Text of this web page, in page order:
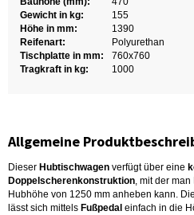
Gewicht in kg:
155
Höhe in mm:
1390
Reifenart:
Polyurethan
Tischplatte in mm:
760x760
Tragkraft in kg:
1000
Allgemeine
Dieser Hubtischwagen verfügt über eine
Doppelscherenkonstruktion, mit der
Hubhöhe von 1250 mm anheben kann.
lässt sich mittels Fußpedal einfach in die